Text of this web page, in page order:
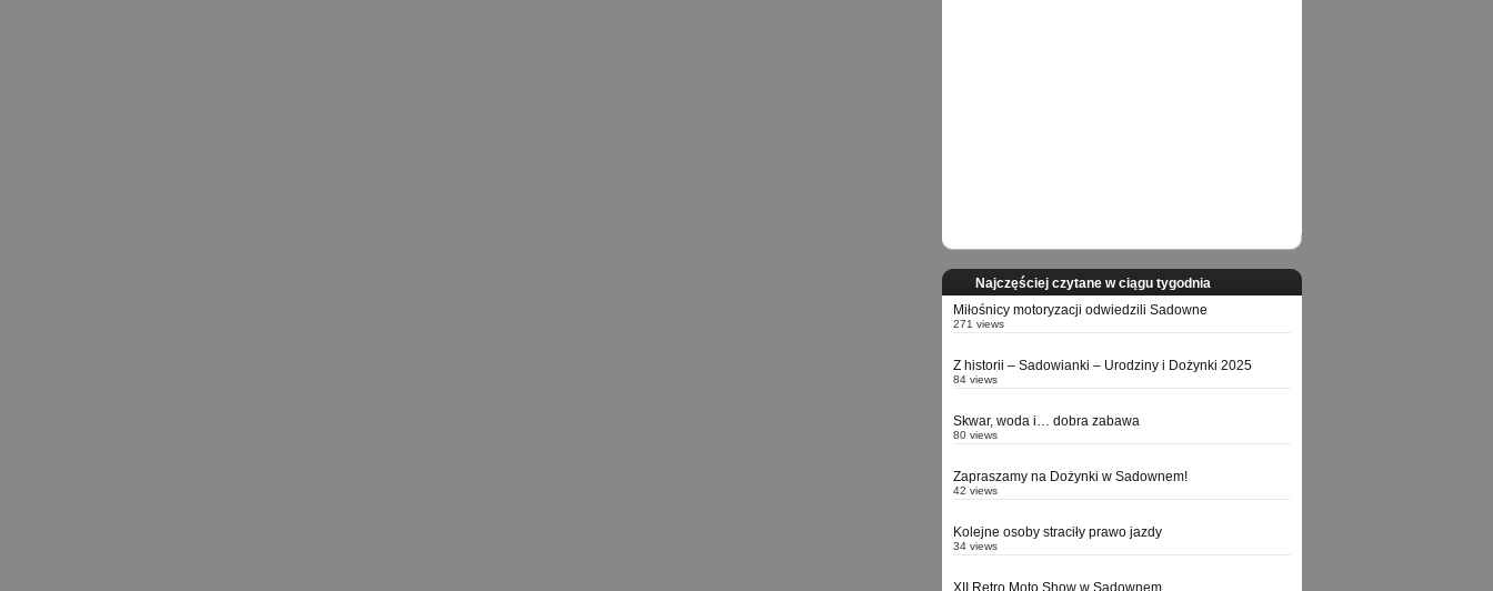
Najczęściej czytane w ciągu tygodnia
Miłośnicy motoryzacji odwiedzili Sadowne
271 views
Z historii – Sadowianki – Urodziny i Dożynki 2025
84 views
Skwar, woda i… dobra zabawa
80 views
Zapraszamy na Dożynki w Sadownem!
42 views
Kolejne osoby straciły prawo jazdy
34 views
XII Retro Moto Show w Sadownem